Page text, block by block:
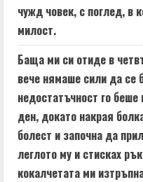
чужд човек, с поглед, в
милост.
Баща ми си отиде в
вече нямаше сили да се
недостатъчност го
ден, докато накрая
болест и започна да
леглото му и стисках
кокалчетата ми